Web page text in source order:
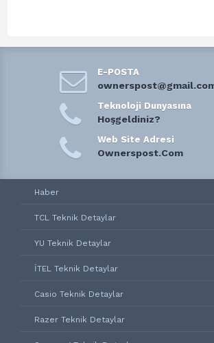
E-POSTA
Teknoloji Dunyasına
Hoşgeldiniz?
Web Site Adresi
Ownerspost.Com
Haber
TCL Teknik Detaylar
YU Teknik Detaylar
İTEL Teknik Detaylar
Casio Teknik Detaylar
Razer Teknik Detaylar